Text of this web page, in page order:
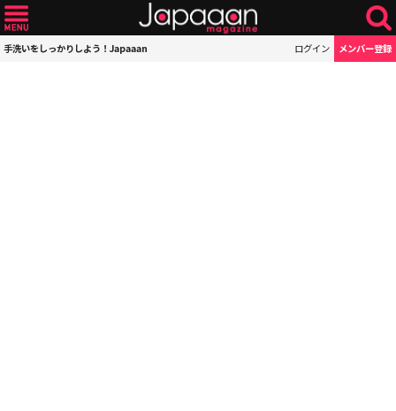
手洗いをしっかりしよう！Japaaan ログイン メンバー登録